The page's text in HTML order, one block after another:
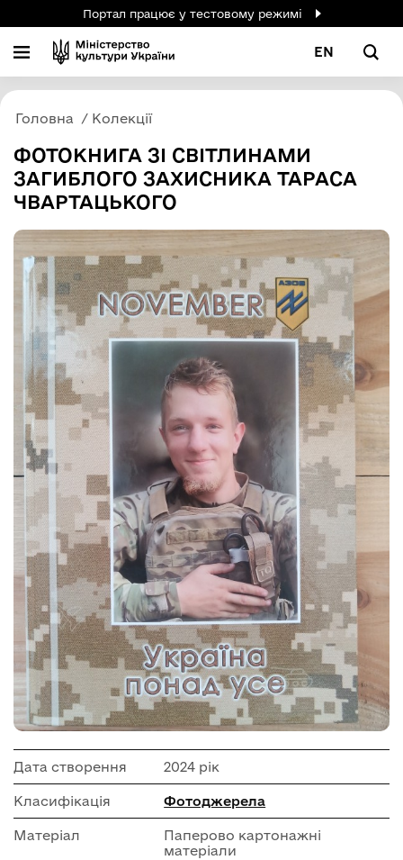
Портал працює у тестовому режимі
EN
Головна Колекції
ФОТОКНИГА ЗІ СВІТЛИНАМИ
ЗАГИБЛОГО ЗАХИСНИКА ТАРАСА
ЧВАРТАЦЬКОГО
Дата створення 2024 рік
Класифікація Фотоджерела
Матеріал
Паперово картонажні
матеріали